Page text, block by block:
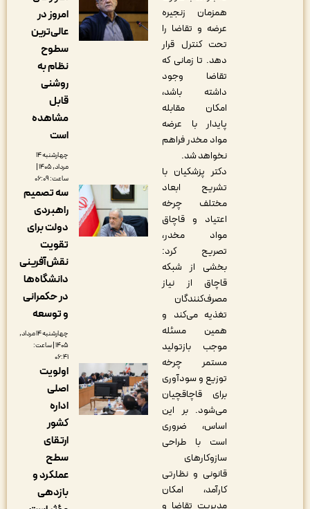
همزمان زنجیره
عرضه و تقاضا را
تحت کنترل قرار
دهد. تا زمانی که
تقاضا وجود
داشته باشد،
امکان مقابله
پایدار با عرضه
مواد مخدر فراهم
نخواهد شد.
دکتر پزشکیان با
تشریح ابعاد
مختلف چرخه
اعتیاد و قاچاق
مواد مخدر،
تصریح کرد:
بخشی از شبکه
قاچاق از نیاز
مصرف‌کنندگان
تغذیه می‌کند و
همین مسئله
موجب بازتولید
مستمر چرخه
توزیع و سودآوری
برای قاچاقچیان
می‌شود. بر این
اساس، ضروری
است با طراحی
سازوکارهای
قانونی و نظارتی
کارآمد، امکان
مدیریت تقاضا و
امروز در
عالی‌ترین
نظام به
مشاهده
چهارشنبه ۱۴
مرداد, ۱۴۰۵ |
سه تصمیم
راهبردی
دولت برای
نقش‌آفرینی
دانشگاه‌ها
در حکمرانی
و توسعه
چهارشنبه ۱۴ مرداد,
۱۴۰۵ | ساعت:
اولویت
اصلی
اداره
عملکرد و
بازدهی